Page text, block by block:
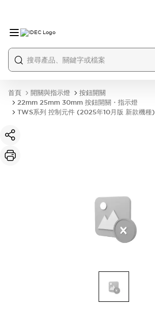
首頁 開關與指示燈
按鈕開關
22mm 25mm 30mm 按鈕開關・指示燈
TWS系列 控制元件 (2025年10月版 新款機種)